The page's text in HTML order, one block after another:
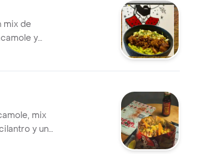
mix de
y
mix
y un